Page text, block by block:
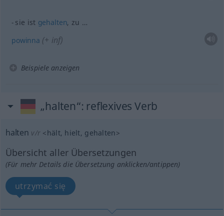
sie ist gehalten, zu …
powinna (+ inf)
Beispiele anzeigen
„halten“: reflexives Verb
halten v/r <hält, hielt, gehalten>
Übersicht aller Übersetzungen
(Für mehr Details die Übersetzung anklicken/antippen)
utrzymać się